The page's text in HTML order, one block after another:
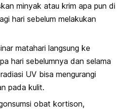
minyak atau krim apa pun di
hari sebelum melakukan
matahari langsung ke
hari sebelumnya dan selama
UV bisa mengurangi
pada kulit.
obat kortison,